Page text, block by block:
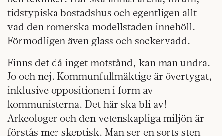
tidstypiska bostadshus och egentligen allt
vad den romerska modellstaden innehöll.
Förmodligen även glass och sockervadd.
Finns det då inget motstånd, kan man undra.
Jo och nej. Kommunfullmäktige är övertygat,
inklusive oppositionen i form av
kommunisterna. Det här ska bli av!
Arkeologer och den vetenskapliga miljön är
förstås mer skeptisk. Man ser en sorts sten-